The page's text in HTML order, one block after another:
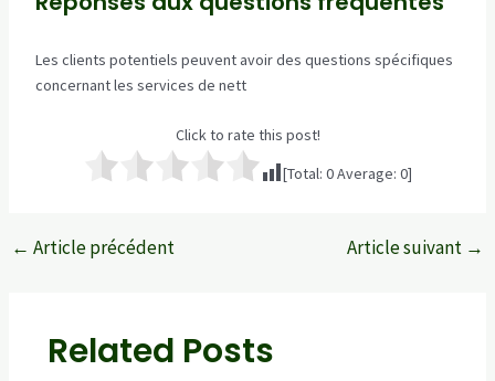
Les clients potentiels peuvent avoir des questions spécifiques
concernant les services de nett
Click to rate this post!
[Total: 0Average: 0]
Navigation
← Article précédent Article suivant →
Related Posts